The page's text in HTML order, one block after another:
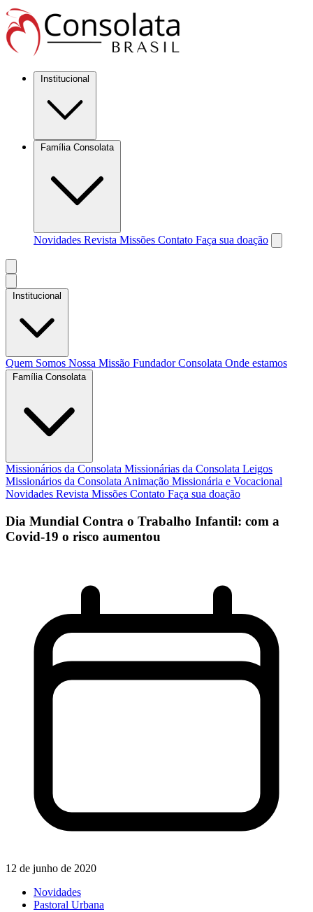
Institucional
Família Consolata
Novidades Revista Missões Contato Faça sua doação
Institucional
Quem Somos Nossa Missão FundadorConsolata Onde estamos
Família Consolata
Missionários da Consolata Missionárias da Consolata Leigos
Missionários da Consolata Animação Missionária e Vocacional
Novidades Revista Missões Contato Faça sua doação
Dia Mundial Contra o Trabalho Infantil: com a
Covid-19 o risco aumentou
12 de junho de 2020
Novidades
Pastoral Urbana